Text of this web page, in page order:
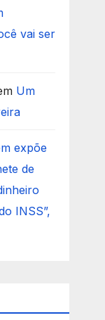
vai ser
Um
expõe
de
INSS”,